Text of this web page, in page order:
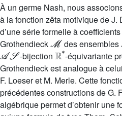
À un germe Nash, nous
à la fonction zêta motivique de J.
d’une série formelle à
Grothendieck
ℳ
des ensembles
𝒜𝒮
-bijection
ℝ*
-équivariante
Grothendieck est analogue à
F. Loeser et M. Merle. Cette
précédentes constructions de G.
algébrique permet d’obtenir une